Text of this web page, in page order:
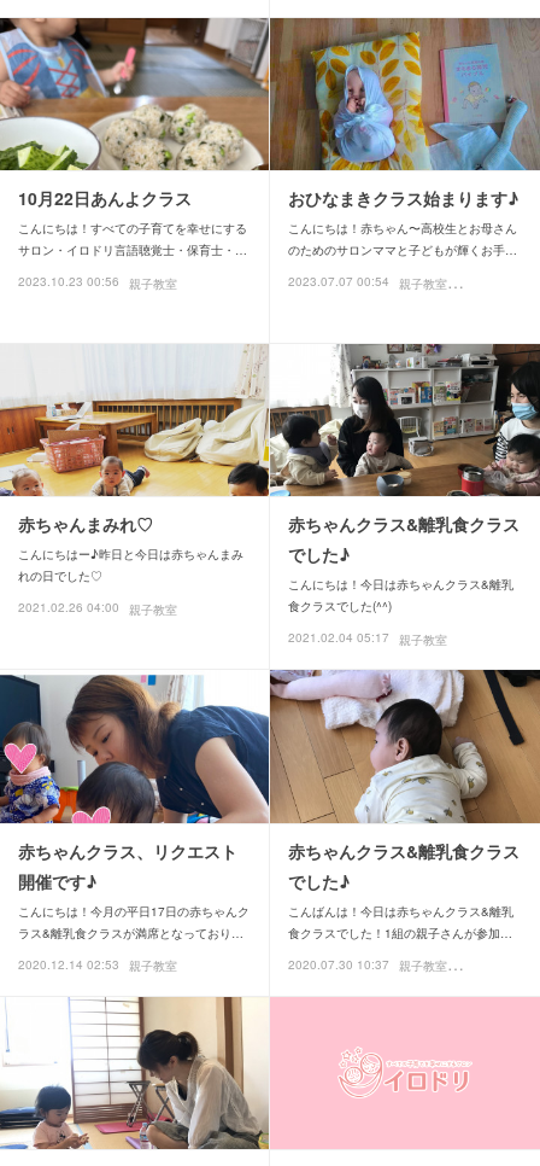
10月22日あんよクラス
こんにちは！すべての子育てを幸せにする
サロン・イロドリ言語聴覚士・保育士・…
2023.10.23 00:56
親子教室
おひなまきクラス始まります♪
こんにちは！赤ちゃん〜高校生とお母さん
のためのサロンママと子どもが輝くお手…
2023.07.07 00:54
親
子教室赤ちゃん期
赤ちゃんまみれ♡
こんにちはー♪昨日と今日は赤ちゃんまみ
れの日でした♡
2021.02.26 04:00
親子教室
赤ちゃんクラス&離乳食クラス
でした♪
こんにちは！今日は赤ちゃんクラス&離乳
食クラスでした(^^)
2021.02.04 05:17
親子教室
赤ちゃんクラス、リクエスト
開催です♪
こんにちは！今月の平日17日の赤ちゃんク
ラス&離乳食クラスが満席となっており…
2020.12.14 02:53
親子教室
赤ちゃんクラス&離乳食クラス
でした♪
こんばんは！今日は赤ちゃんクラス&離乳
食クラスでした！1組の親子さんが参加…
2020.07.30 10:37
親
子教室離乳食